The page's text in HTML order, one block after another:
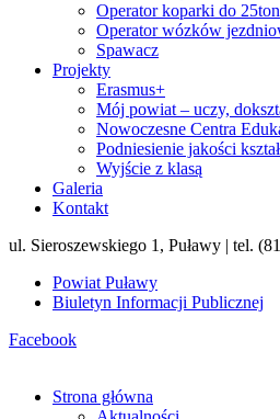
Operator koparki do 25ton
Operator wózków
Spawacz
Projekty
Erasmus+
Mój powiat – uczy,
Nowoczesne Centra
Podniesienie jakości
Wyjście z klasą
Galeria
Kontakt
ul. Sieroszewskiego 1, Puławy | tel.
Powiat Puławy
Biuletyn Informacji Publicznej
Facebook
Strona główna